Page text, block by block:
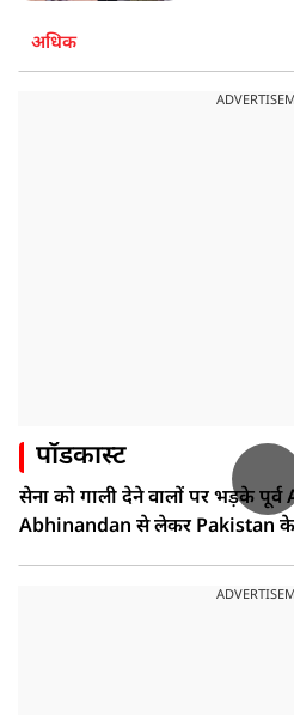
अधिक
पॉडकास्ट
सेना को गाली देने वालों पर भड़के
Abhinandan से लेकर Pakistan के